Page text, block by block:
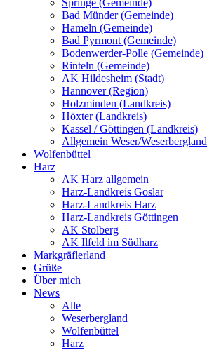
Springe (Gemeinde)
Bad Münder (Gemeinde)
Hameln (Gemeinde)
Bad Pyrmont (Gemeinde)
Bodenwerder-Polle (Gemeinde)
Rinteln (Gemeinde)
AK Hildesheim (Stadt)
Hannover (Region)
Holzminden (Landkreis)
Höxter (Landkreis)
Kassel / Göttingen (Landkreis)
Allgemein Weser/Weserbergland
Wolfenbüttel
Harz
AK Harz allgemein
Harz-Landkreis Goslar
Harz-Landkreis Harz
Harz-Landkreis Göttingen
AK Stolberg
AK Ilfeld im Südharz
Markgräflerland
Grüße
Über mich
News
Alle
Weserbergland
Wolfenbüttel
Harz